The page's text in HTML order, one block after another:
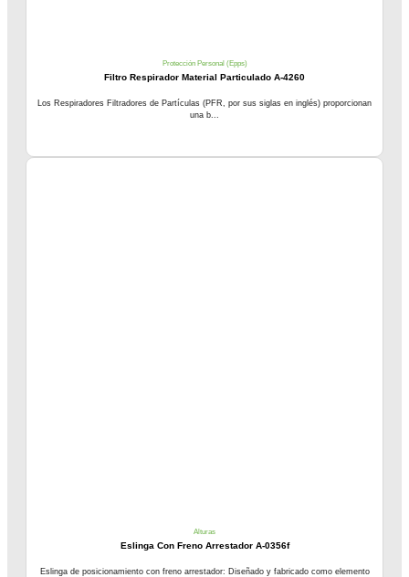
Protección Personal (Epps)
Filtro Respirador Material Particulado A-4260
Los Respiradores Filtradores de Partículas (PFR, por sus siglas en inglés) proporcionan
una b...
Alturas
Eslinga Con Freno Arrestador A-0356f
Eslinga de posicionamiento con freno arrestador: Diseñado y fabricado como elemento